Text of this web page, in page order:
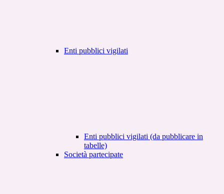
Enti pubblici vigilati
Enti pubblici vigilati (da pubblicare in
tabelle)
Società partecipate